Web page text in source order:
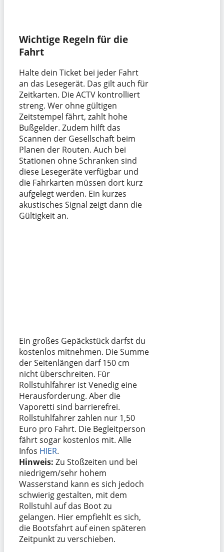
Wichtige Regeln für die
Fahrt
Halte dein Ticket bei jeder Fahrt
an das Lesegerät. Das gilt auch für
Zeitkarten. Die ACTV kontrolliert
streng. Wer ohne gültigen
Zeitstempel fährt, zahlt hohe
Bußgelder. Zudem hilft das
Scannen der Gesellschaft beim
Planen der Routen. Auch bei
Stationen ohne Schranken sind
diese Lesegeräte verfügbar und
die Fahrkarten müssen dort kurz
aufgelegt werden. Ein kurzes
akustisches Signal zeigt dann die
Gültigkeit an.
Ein großes Gepäckstück darfst du
kostenlos mitnehmen. Die Summe
der Seitenlängen darf 150 cm
nicht überschreiten. Für
Rollstuhlfahrer ist Venedig eine
Herausforderung. Aber die
Vaporetti sind barrierefrei.
Rollstuhlfahrer zahlen nur 1,50
Euro pro Fahrt. Die Begleitperson
fährt sogar kostenlos mit. Alle
Infos HIER.
Hinweis: Zu Stoßzeiten und bei
niedrigem/sehr hohem
Wasserstand kann es sich jedoch
schwierig gestalten, mit dem
Rollstuhl auf das Boot zu
gelangen. Hier empfiehlt es sich,
die Bootsfahrt auf einen späteren
Zeitpunkt zu verschieben.